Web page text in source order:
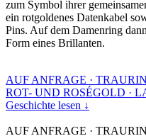
zum Symbol ihrer
ein rotgoldenes Datenkabel
Pins. Auf dem Damenring
Form eines Brillanten.
AUF ANFRAGE ·
ROT- UND ROSÉGOLD ·
Geschichte lesen ↓
AUF ANFRAGE ·